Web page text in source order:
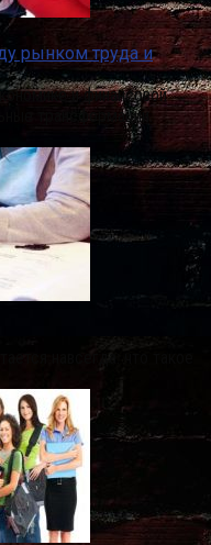
рынком труда и
и финансовой
трансформации.
навсегда: что такое